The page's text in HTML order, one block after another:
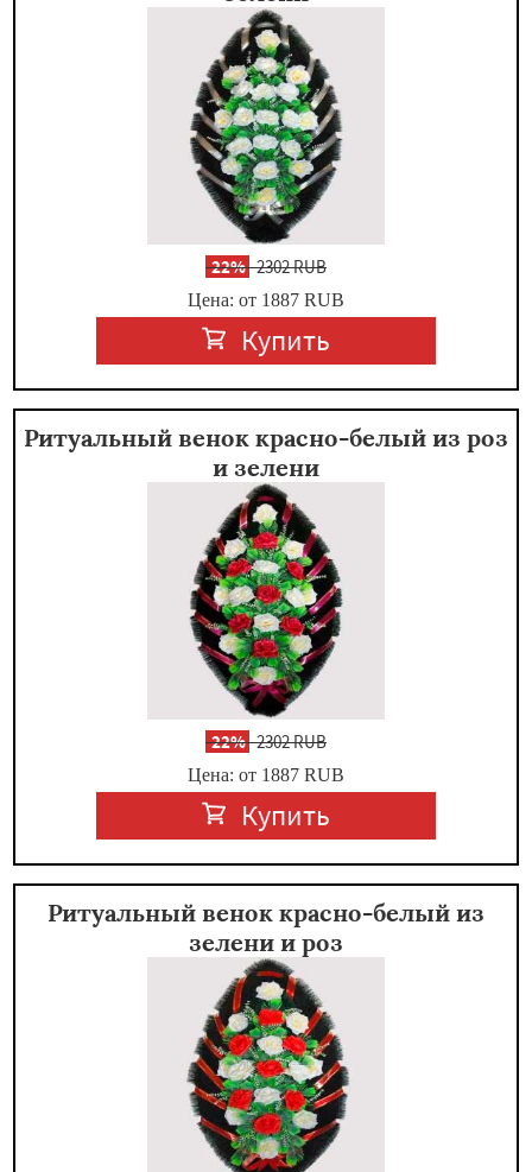
-22%2302 RUB
Цена: от 1887 RUB
Купить
Ритуальный венок красно-белый из роз
и зелени
-22%2302 RUB
Цена: от 1887 RUB
Купить
Ритуальный венок красно-белый из
зелени и роз